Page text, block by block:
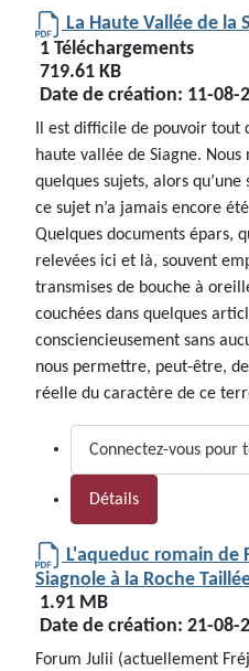
La Haute Vallée de la
1 Téléchargements
719.61 KB
Date de création: 11-08-
Il est difficile de pouvoir tout
haute vallée de Siagne.
quelques sujets, alors
ce sujet n’a jamais encore
Quelques documents épars,
relevées ici et là, souvent
transmises de bouche à
couchées dans quelques
consciencieusement sans
nous permettre, peut-être,
réelle du caractère de ce
Connectez-vous pour
Détails
L'aqueduc romain de
Siagnole à la Roche
1.91 MB
Date de création: 21-08-
Forum Julii (actuellement